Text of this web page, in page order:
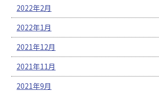
2022年2月
2022年1月
2021年12月
2021年11月
2021年9月